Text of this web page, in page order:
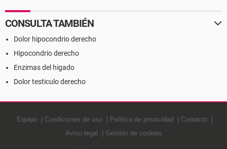
CONSULTA TAMBIÉN
Dolor hipocondrio derecho
Hipocondrio derecho
Enzimas del higado
Dolor testiculo derecho
Equipo Condiciones de uso Política de privacidad
Contacto
Aviso legal
Gestión de cookies